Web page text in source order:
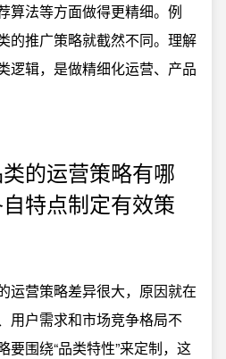
算法等方面做得更精细。例
的推广策略就截然不同。理解
逻辑，是做精细化运营、产品
的运营策略有哪
特点制定有效策
运营策略差异很大，原因就在
用户需求和市场竞争格局不
要围绕“品类特性”来定制，这